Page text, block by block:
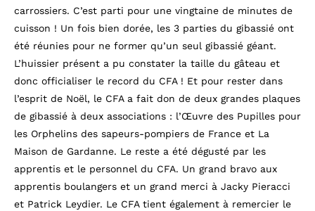
carrossiers. C’est parti pour une vingtaine de minutes de
cuisson ! Un fois bien dorée, les 3 parties du gibassié ont
été réunies pour ne former qu’un seul gibassié géant.
L’huissier présent a pu constater la taille du gâteau et
donc officialiser le record du CFA ! Et pour rester dans
l’esprit de Noël, le CFA a fait don de deux grandes plaques
de gibassié à deux associations : l’Œuvre des Pupilles pour
les Orphelins des sapeurs-pompiers de France et La
Maison de Gardanne. Le reste a été dégusté par les
apprentis et le personnel du CFA. Un grand bravo aux
apprentis boulangers et un grand merci à Jacky Pieracci
et Patrick Leydier. Le CFA tient également à remercier le